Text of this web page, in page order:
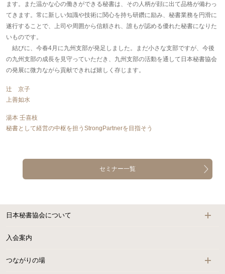
ます。また温かな心の働きができる秘書は、その人柄が顔に出て品格が備わっ
てきます。常に新しい知識や技術に関心を持ち研鑽に励み、秘書業務を円滑に
遂行することで、上司や周囲から信頼され、誰もが認める優れた秘書になりた
いものです。
結びに、今春4月に九州支部が発足しました。まだ小さな支部ですが、今後
の九州支部の成長を見守っていただき、九州支部の活動を通して日本秘書協会
の発展に微力ながら貢献できれば嬉しく存じます。
辻 京子
上善如水
湯本 壬喜枝
秘書として経営の中枢を担うStrongPartnerを目指そう
セミナー一覧
日本秘書協会について
入会案内
つながりの場